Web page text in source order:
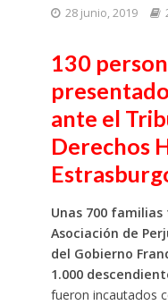
28 junio, 2019
130
ante el
Derechos
Unas 700
Asociación de
del Gobierno
1.000
fueron incautados